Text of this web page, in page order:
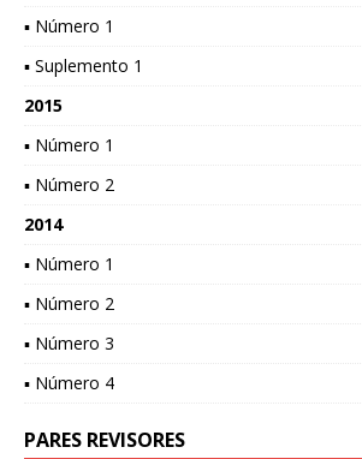
▪ Número 1
▪ Suplemento 1
2015
▪ Número 1
▪ Número 2
2014
▪ Número 1
▪ Número 2
▪ Número 3
▪ Número 4
PARES REVISORES